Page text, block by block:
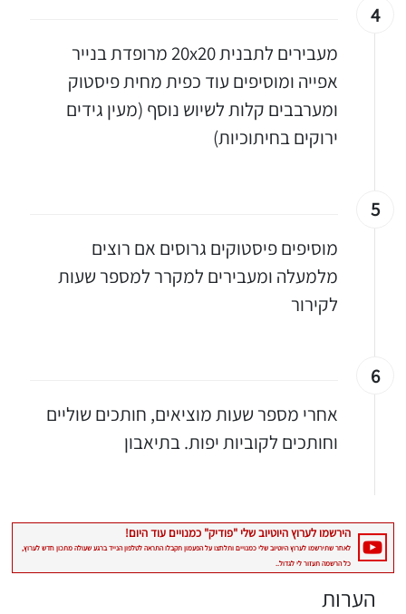
אותי באינסטגרם
הכנתם מתכון שלי? חפשו "Shahar_Hen_Hayokra" באינסטגרם עקבו אחריי עוד היום ותעלו את המתכון שהכנתם לסטורי ואני
4
מעבירים לתבנית 20x20 מרופדת בנייר
אפייה ומוסיפים עוד כפית מחית פיסטוק
ומערבבים קלות לשיוש נוסף (מעין גידים
ירוקים בחיתוכיות)
5
מוסיפים פיסטוקים גרוסים אם רוצים
מלמעלה ומעבירים למקרר למספר שעות
לקירור
6
אחרי מספר שעות מוציאים, חותכים שוליים
וחותכים לקוביות יפות. בתיאבון
הערות